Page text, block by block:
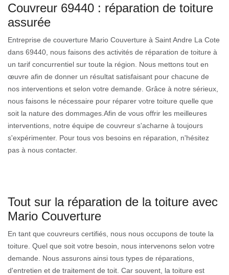
Couvreur 69440 : réparation de toiture
assurée
Entreprise de couverture Mario Couverture à Saint Andre La Cote
dans 69440, nous faisons des activités de réparation de toiture à
un tarif concurrentiel sur toute la région. Nous mettons tout en
œuvre afin de donner un résultat satisfaisant pour chacune de
nos interventions et selon votre demande. Grâce à notre sérieux,
nous faisons le nécessaire pour réparer votre toiture quelle que
soit la nature des dommages.Afin de vous offrir les meilleures
interventions, notre équipe de couvreur s'acharne à toujours
s'expérimenter. Pour tous vos besoins en réparation, n'hésitez
pas à nous contacter.
Tout sur la réparation de la toiture avec
Mario Couverture
En tant que couvreurs certifiés, nous nous occupons de toute la
toiture. Quel que soit votre besoin, nous intervenons selon votre
demande. Nous assurons ainsi tous types de réparations,
d'entretien et de traitement de toit. Car souvent, la toiture est